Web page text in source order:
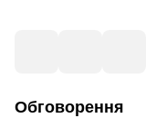
Обговорення